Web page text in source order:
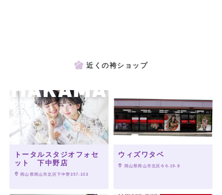
近くの袴ショップ
トータルスタジオフォセ
ット 下中野店
岡山県岡山市北区下中野357-103
ウィズワタベ
岡山県岡山市北区今6-19-8